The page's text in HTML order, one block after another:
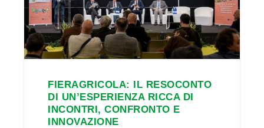
FIERAGRICOLA: IL RESOCONTO
DI UN’ESPERIENZA RICCA DI
INCONTRI, CONFRONTO E
INNOVAZIONE